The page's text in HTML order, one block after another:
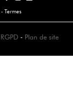
- Termes
RGPD - Plan de site